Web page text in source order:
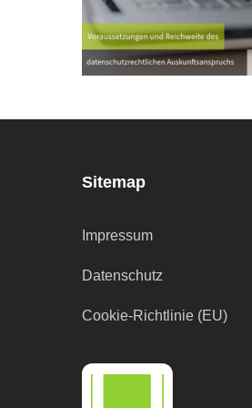
Sitemap
Impressum
Datenschutz
Cookie-Richtlinie (EU)